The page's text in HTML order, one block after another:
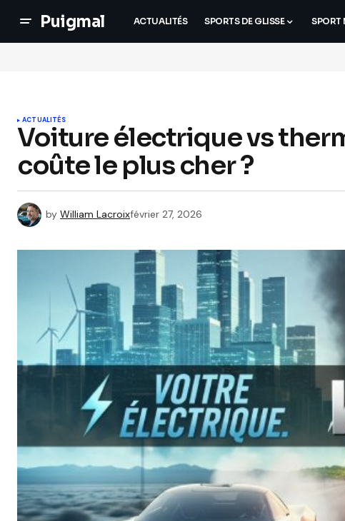
Puigmal ACTUALITÉS SPORTS DE GLISSE SPORT
ACTUALITÉS
Voiture électrique vs
coûte le plus cher ?
by William Lacroixfévrier 27, 2026